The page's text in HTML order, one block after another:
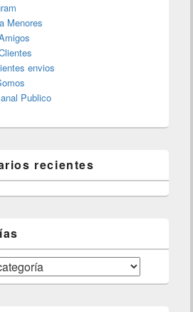
Menores
envios
Publico
recientes